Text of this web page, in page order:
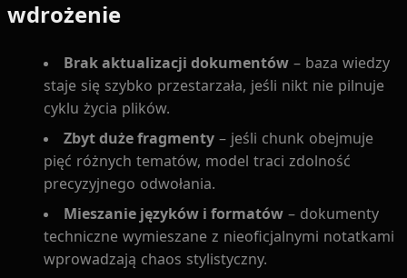
wdrożenie
Brak aktualizacji dokumentów – baza wiedzy
staje się szybko przestarzała, jeśli nikt nie pilnuje
cyklu życia plików.
Zbyt duże fragmenty – jeśli chunk obejmuje
pięć różnych tematów, model traci zdolność
precyzyjnego odwołania.
Mieszanie języków i formatów – dokumenty
techniczne wymieszane z nieoficjalnymi notatkami
wprowadzają chaos stylistyczny.